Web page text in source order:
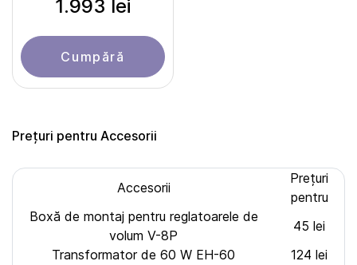
1.993 lei
Cumpără
Prețuri pentru Accesorii
Accesorii
Prețuri
pentru
Boxă de montaj pentru reglatoarele de
volum V-8P
45 lei
Transformator de 60 W EH-60
124 lei